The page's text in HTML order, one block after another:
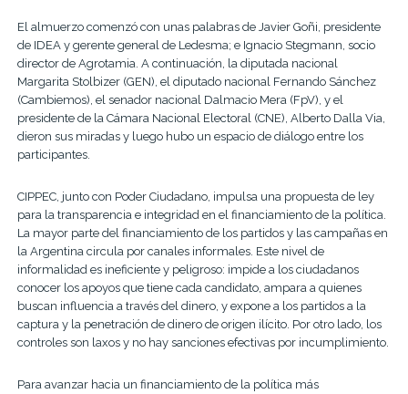
El almuerzo comenzó con unas palabras de Javier Goñi, presidente
de IDEA y gerente general de Ledesma; e Ignacio Stegmann, socio
director de Agrotamia. A continuación, la diputada nacional
Margarita Stolbizer (GEN), el diputado nacional Fernando Sánchez
(Cambiemos), el senador nacional Dalmacio Mera (FpV), y el
presidente de la Cámara Nacional Electoral (CNE), Alberto Dalla Via,
dieron sus miradas y luego hubo un espacio de diálogo entre los
participantes.
CIPPEC, junto con Poder Ciudadano, impulsa una propuesta de ley
para la transparencia e integridad en el financiamiento de la política.
La mayor parte del financiamiento de los partidos y las campañas en
la Argentina circula por canales informales. Este nivel de
informalidad es ineficiente y peligroso: impide a los ciudadanos
conocer los apoyos que tiene cada candidato, ampara a quienes
buscan influencia a través del dinero, y expone a los partidos a la
captura y la penetración de dinero de origen ilícito. Por otro lado, los
controles son laxos y no hay sanciones efectivas por incumplimiento.
Para avanzar hacia un financiamiento de la política más